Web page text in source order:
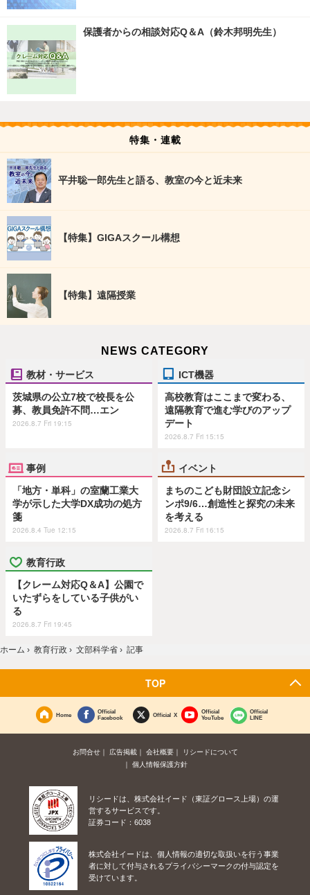
保護者からの相談対応Q＆A（鈴木邦明先生）
特集・連載
平井聡一郎先生と語る、教室の今と近未来
【特集】GIGAスクール構想
【特集】遠隔授業
NEWS CATEGORY
教材・サービス
茨城県の公立7校で校長を公
募、教員免許不問…エン
2026.8.7 Fri 19:15
ICT機器
高校教育はここまで変わる、
遠隔教育で進む学びのアップ
デート
2026.8.7 Fri 15:15
事例
「地方・単科」の室蘭工業大
学が示した大学DX成功の処方
箋
2026.8.4 Tue 12:15
イベント
まちのこども財団設立記念シ
ンポ9/6…創造性と探究の未来
を考える
2026.8.7 Fri 16:15
教育行政
【クレーム対応Q＆A】公園で
いたずらをしている子供がい
る
2026.8.7 Fri 19:45
ホーム › 教育行政 › 文部科学省 › 記事
TOP
Home
Official
Facebook
Official X
Official
YouTube
Official
LINE
お問合せ 広告掲載 会社概要
リシードについて
個人情報保護方針
リシードは、株式会社イード（東証グロース上場）の運
営するサービスです。
証券コード：6038
株式会社イードは、個人情報の適切な取扱いを行う事業
者に対して付与されるプライバシーマークの付与認定を
受けています。